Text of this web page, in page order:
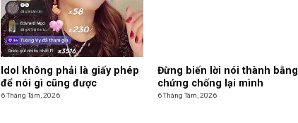
Idol không phải là giấy phép
để nói gì cũng được
6 Tháng Tám, 2026
Đừng biến lời nói thành bằng
chứng chống lại mình
6 Tháng Tám, 2026